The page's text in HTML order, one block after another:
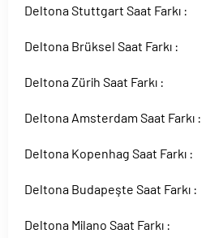
Deltona Stuttgart Saat Farkı :
Deltona Brüksel Saat Farkı :
Deltona Zürih Saat Farkı :
Deltona Amsterdam Saat Farkı :
Deltona Kopenhag Saat Farkı :
Deltona Budapeşte Saat Farkı :
Deltona Milano Saat Farkı :